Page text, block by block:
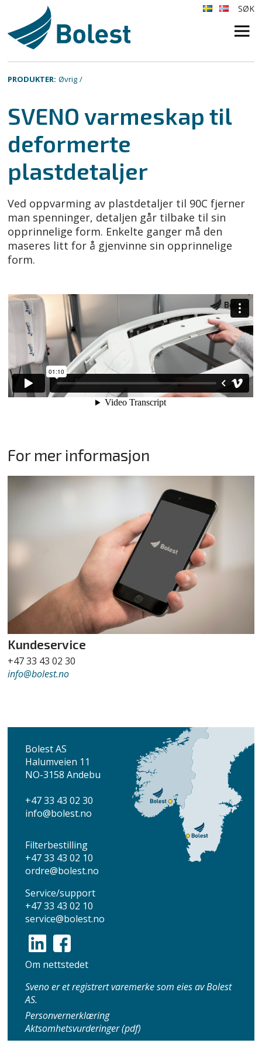
×
SØK
PRODUKTER: Øvrig
SVENO varmeskap til
deformerte
plastdetaljer
Ved oppvarming av plastdetaljer til 90C fjerner
man spenninger, detaljen går tilbake til sin
opprinnelige form. Enkelte ganger må den
maseres litt for å gjenvinne sin opprinnelige
form.
For mer informasjon
Kundeservice
+47 33 43 02 30
info@bolest.no
Bolest AS
Halumveien 11
NO-3158 Andebu
+47 33 43 02 30
info@bolest.no
Filterbestilling
+47 33 43 02 10
ordre@bolest.no
Service/support
+47 33 43 02 10
service@bolest.no
Om nettstedet
Sveno er et registrert varemerke som eies av Bolest
AS.
Personvernerklæring
Aktsomhetsvurderinger (pdf)